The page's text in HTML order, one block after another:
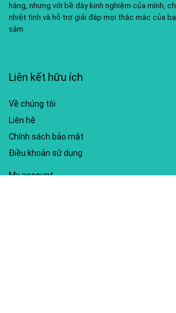
hàng, nhưng với bề dày kinh nghiệm của mình,
nhiệt tình và hỗ trợ giải đáp mọi thắc mắc của
sắm.
Liên kết hữu ích
Về chúng tôi
Liên hệ
Chính sách bảo mật
Điều khoản sử dụng
My account